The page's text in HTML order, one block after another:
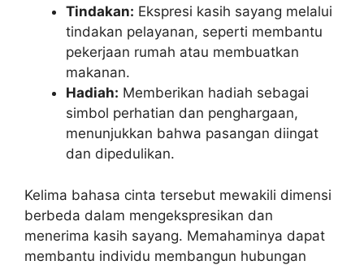
Tindakan: Ekspresi kasih sayang melalui
tindakan pelayanan, seperti membantu
pekerjaan rumah atau membuatkan
makanan.
Hadiah: Memberikan hadiah sebagai
simbol perhatian dan penghargaan,
menunjukkan bahwa pasangan diingat
dan dipedulikan.
Kelima bahasa cinta tersebut mewakili dimensi
berbeda dalam mengekspresikan dan
menerima kasih sayang. Memahaminya dapat
membantu individu membangun hubungan